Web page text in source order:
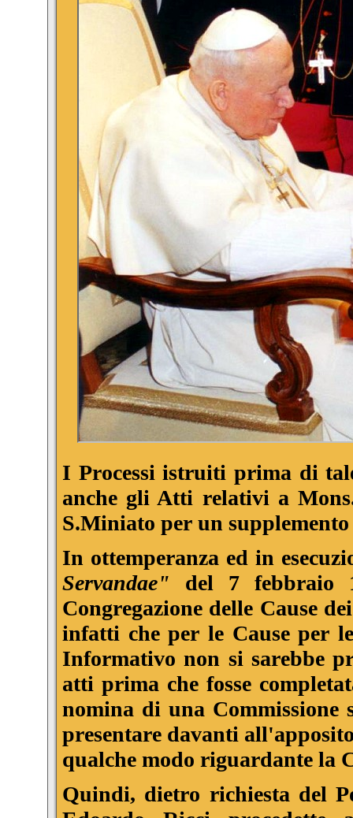
I Processi istruiti prima di
anche gli Atti relativi a
S.Miniato per un
In ottemperanza ed in
Servandae" del 7 febbraio
Congregazione delle Cause
infatti che per le Cause per
Informativo non si sarebbe
atti prima che fosse
nomina di una Commissione
presentare davanti
qualche modo riguardante la
Quindi, dietro richiesta del